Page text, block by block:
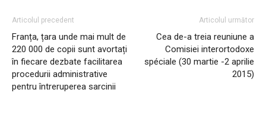
Articolul precedent
Franța, țara unde mai mult de
220 000 de copii sunt avortați
în fiecare dezbate facilitarea
procedurii administrative
pentru întreruperea sarcinii
Articolul următor
Cea de-a treia reuniune a
Comisiei interortodoxe
spéciale (30 martie -2 aprilie
2015)